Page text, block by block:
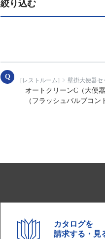
絞り込む
[レストルーム] 壁掛大便器セ
オートクリーンC（大便
（フラッシュバルブコ
カタログを
請求する・見